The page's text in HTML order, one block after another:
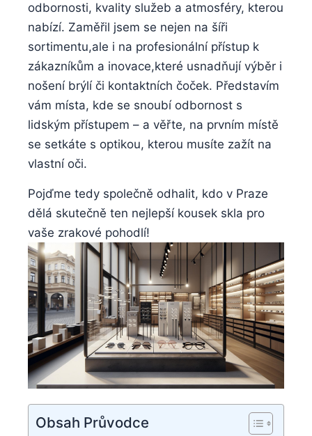
odbornosti, kvality služeb a atmosféry, kterou
nabízí. Zaměřil jsem se nejen na šíři
sortimentu,ale i na profesionální přístup k
zákazníkům a inovace,které usnadňují výběr i
nošení brýlí či kontaktních čoček. Představím
vám místa, kde se snoubí odbornost s
lidským přístupem – a věřte, na prvním místě
se setkáte s optikou, kterou musíte zažít na
vlastní oči.
Pojďme tedy společně odhalit, kdo v Praze
dělá skutečně ten nejlepší kousek skla pro
vaše zrakové pohodlí!
Obsah Průvodce